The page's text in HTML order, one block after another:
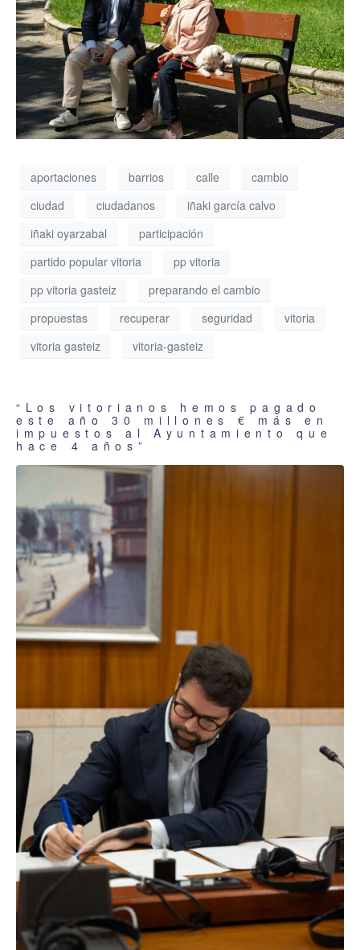
aportaciones barrios calle
cambio
ciudad
ciudadanos
iñaki garcía calvo
iñaki oyarzabal
participación
partido popular vitoria
pp vitoria
pp vitoria gasteiz
preparando el cambio
propuestas
recuperar seguridad
vitoria
vitoria gasteiz
vitoria-gasteiz
“Los vitorianos hemos pagado
este año 30 millones € más en
impuestos al Ayuntamiento que
hace 4 años”